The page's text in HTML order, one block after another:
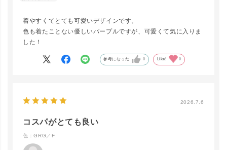
着やすくてとても可愛いデザインです。
色も着たことない優しいパープルですが、可愛くて気に入りま
した！
参考になった 0 Like! 0
2026.7.6
コスパがとても良い
色：GRG／F